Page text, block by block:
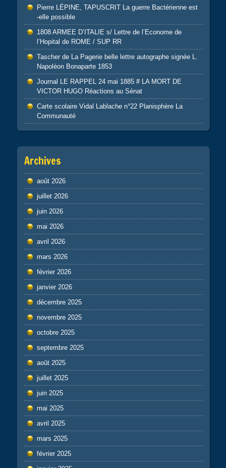
Pierre LÉPINE, TAPUSCRIT La guerre Bactérienne est
-elle possible
1808 ARMEE D’ITALIE s/ Lettre de l’Econome de
l’Hopital de ROME / SUP RR
Tascher de La Pagerie belle lettre autographe signée L.
Napoléon Bonaparte 1853
Journal LE RAPPEL 24 mai 1885 # LA MORT DE
VICTOR HUGO Réactions au Sénat
Carte scolaire Vidal Lablache n°22 Planisphère La
Communauté
Archives
août 2026
juillet 2026
juin 2026
mai 2026
avril 2026
mars 2026
février 2026
janvier 2026
décembre 2025
novembre 2025
octobre 2025
septembre 2025
août 2025
juillet 2025
juin 2025
mai 2025
avril 2025
mars 2025
février 2025